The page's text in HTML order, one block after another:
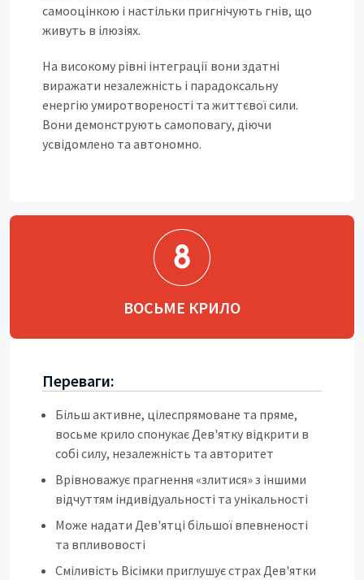
самооцінкою і настільки пригнічують гнів, що
живуть в ілюзіях.
На високому рівні інтеграції вони здатні
виражати незалежність і парадоксальну
енергію умиротвореності та життєвої сили.
Вони демонструють самоповагу, діючи
усвідомлено та автономно.
ВОСЬМЕ КРИЛО
Переваги:
Більш активне, цілеспрямоване та пряме,
восьме крило спонукає Дев'ятку відкрити в
собі силу, незалежність та авторитет
Врівноважує прагнення «злитися» з іншими
відчуттям індивідуальності та унікальності
Може надати Дев'ятці більшої впевненості
та впливовості
Сміливість Вісімки приглушує страх Дев'ятки